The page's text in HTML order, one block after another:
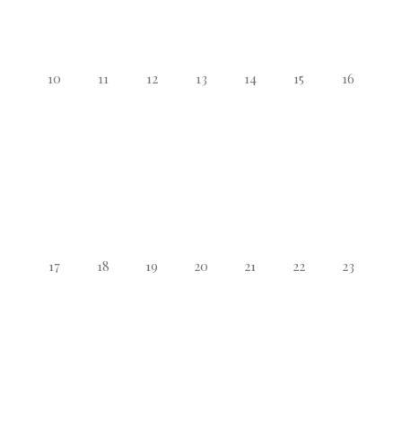
10 11 12 13 14 15 16
17 18 19 20 21 22 23